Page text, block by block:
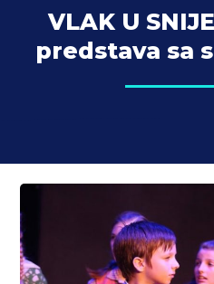
VLAK U
predstava sa